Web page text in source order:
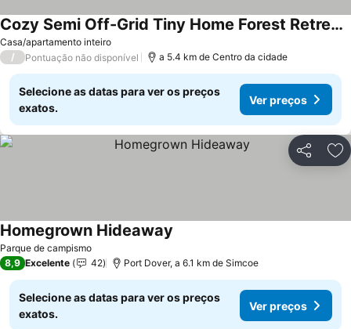
Casa/apartamento inteiro
Cozy Semi Off-Grid Tiny Home Forest Retreat with Private Sauna & Cold Plunge Near Simcoe, Ontario
Ver preços
/ Pontuação não disponível a 5.4 km de Centro da cidade
Selecione as datas para ver os preços
exatos.
Ver preços
Partilhar
Parque de campismo
Homegrown Hideaway
8,9 Excelente 42 Port Dover, a 6.1 km de Simcoe
Selecione as datas para ver os preços
exatos.
Ver preços